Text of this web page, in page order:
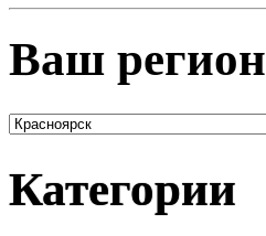
Ваш регион
Категории